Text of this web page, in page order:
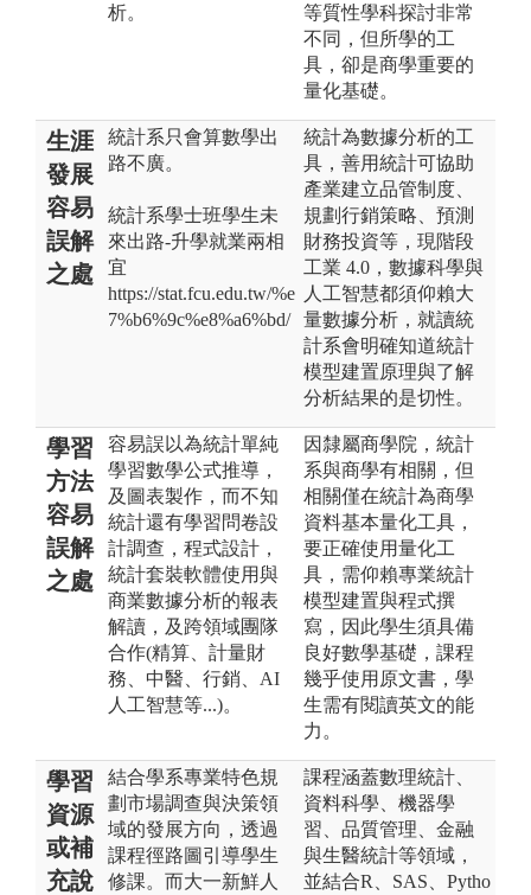
析。
等質性學科探討非常
不同，但所學的工
具，卻是商學重要的
量化基礎。
生涯
發展
容易
誤解
之處
統計系只會算數學出
路不廣。
統計系學士班學生未
來出路-升學就業兩相
宜
https://stat.fcu.edu.tw/%e
7%b6%9c%e8%a6%bd/
統計為數據分析的工
具，善用統計可協助
產業建立品管制度、
規劃行銷策略、預測
財務投資等，現階段
工業 4.0，數據科學與
人工智慧都須仰賴大
量數據分析，就讀統
計系會明確知道統計
模型建置原理與了解
分析結果的是切性。
學習
方法
容易
誤解
之處
容易誤以為統計單純
學習數學公式推導，
及圖表製作，而不知
統計還有學習問卷設
計調查，程式設計，
統計套裝軟體使用與
商業數據分析的報表
解讀，及跨領域團隊
合作(精算、計量財
務、中醫、行銷、AI
人工智慧等...)。
因隸屬商學院，統計
系與商學有相關，但
相關僅在統計為商學
資料基本量化工具，
要正確使用量化工
具，需仰賴專業統計
模型建置與程式撰
寫，因此學生須具備
良好數學基礎，課程
幾乎使用原文書，學
生需有閱讀英文的能
力。
學習
資源
或補
充說
結合學系專業特色規
劃市場調查與決策領
域的發展方向，透過
課程徑路圖引導學生
修課。而大一新鮮人
課程涵蓋數理統計、
資料科學、機器學
習、品質管理、金融
與生醫統計等領域，
並結合R、SAS、Pytho